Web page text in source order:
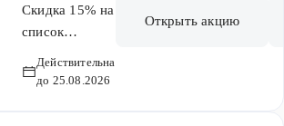
список
товаров
бренда
Солгар
Скидка 15% на
список
бренда Солгар
Действительна
до 25.08.2026
Открыть акцию